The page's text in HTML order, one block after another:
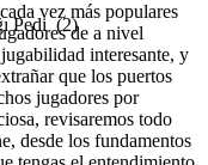
Pedi (2)
vez más populares
de a nivel
interesante, y
que los puertos
jugadores por
revisaremos todo
desde los fundamentos